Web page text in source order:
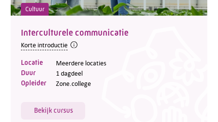
Cultuur
Interculturele communicatie
Korte introductie
Locatie Meerdere locaties
Duur 1 dagdeel
Opleider Zone.college
Bekijk cursus